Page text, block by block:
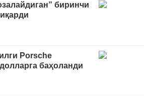
биринчи
Porsche
баҳоланди